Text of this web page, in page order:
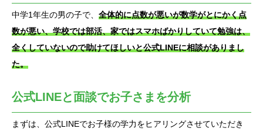
中学1年生の男の子で、 全体的に点数が悪いが数学がとにかく点
数が悪い、学校では部活、家ではスマホばかりしていて勉強は、
全くしていないので助けてほしいと公式LINEに相談がありまし
た。
公式LINEと面談でお子さまを分析
まずは、公式LINEでお子様の学力をヒアリングさせていただき